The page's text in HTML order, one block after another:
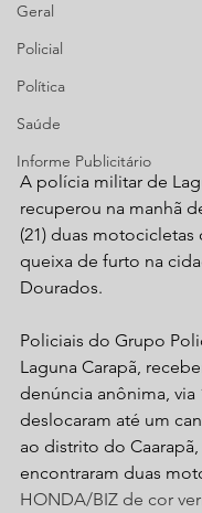
Geral
Policial
Política
Saúde
Informe Publicitário
A polícia militar de
recuperou na manhã
(21) duas motocicletas
queixa de furto na
Dourados.
Policiais do Grupo
Laguna Carapã,
denúncia anônima, via
deslocaram até um
ao distrito do
encontraram duas
HONDA/BIZ de cor